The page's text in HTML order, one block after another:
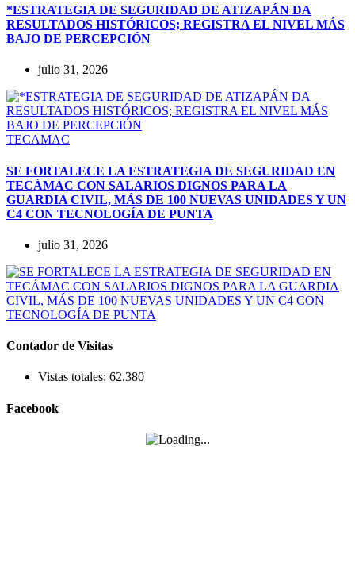
*ESTRATEGIA DE SEGURIDAD DE ATIZAPÁN DA
RESULTADOS HISTÓRICOS; REGISTRA EL NIVEL MÁS
BAJO DE PERCEPCIÓN
julio 31, 2026
TECAMAC
SE FORTALECE LA ESTRATEGIA DE SEGURIDAD EN
TECÁMAC CON SALARIOS DIGNOS PARA LA
GUARDIA CIVIL, MÁS DE 100 NUEVAS UNIDADES Y UN
C4 CON TECNOLOGÍA DE PUNTA
julio 31, 2026
Contador de Visitas
Vistas totales: 62.380
Facebook